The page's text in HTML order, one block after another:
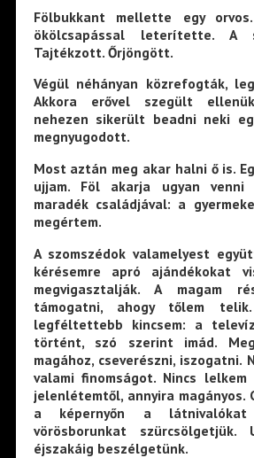
Fölbukkant mellette egy
ökölcsapással leterítette. A
Tajtékzott. Őrjöngött.
Végül néhányan közrefogták,
Akkora erővel szegült
nehezen sikerült beadni neki
megnyugodott.
Most aztán meg akar halni ő is.
ujjam. Föl akarja ugyan
maradék családjával: a
megértem.
A szomszédok valamelyest
kérésemre apró ajándékokat
megvigasztalják. A magam
támogatni, ahogy tőlem
legféltettebb kincsem: a
történt, szó szerint imád.
magához, cseverészni, iszogatni.
valami finomságot. Nincs
jelenlétemtől, annyira magányos.
a képernyőn a
vörösborunkat szürcsölgetjük.
éjszakáig beszélgetünk.